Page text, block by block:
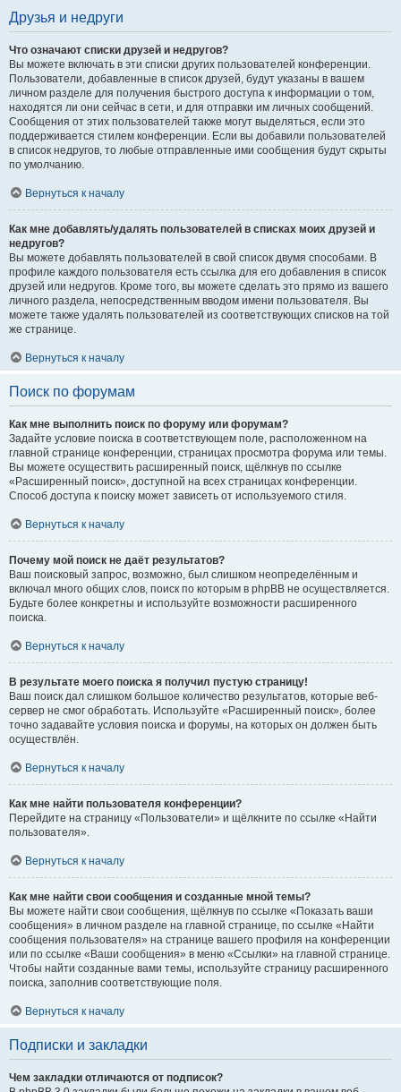
Друзья и недруги
Что означают списки друзей и недругов?
Вы можете включать в эти списки других пользователей конференции.
Пользователи, добавленные в список друзей, будут указаны в вашем
личном разделе для получения быстрого доступа к информации о том,
находятся ли они сейчас в сети, и для отправки им личных сообщений.
Сообщения от этих пользователей также могут выделяться, если это
поддерживается стилем конференции. Если вы добавили пользователей
в список недругов, то любые отправленные ими сообщения будут скрыты
по умолчанию.
Вернуться к началу
Как мне добавлять/удалять пользователей в списках моих друзей и
недругов?
Вы можете добавлять пользователей в свой список двумя способами. В
профиле каждого пользователя есть ссылка для его добавления в список
друзей или недругов. Кроме того, вы можете сделать это прямо из вашего
личного раздела, непосредственным вводом имени пользователя. Вы
можете также удалять пользователей из соответствующих списков на той
же странице.
Вернуться к началу
Поиск по форумам
Как мне выполнить поиск по форуму или форумам?
Задайте условие поиска в соответствующем поле, расположенном на
главной странице конференции, страницах просмотра форума или темы.
Вы можете осуществить расширенный поиск, щёлкнув по ссылке
«Расширенный поиск», доступной на всех страницах конференции.
Способ доступа к поиску может зависеть от используемого стиля.
Вернуться к началу
Почему мой поиск не даёт результатов?
Ваш поисковый запрос, возможно, был слишком неопределённым и
включал много общих слов, поиск по которым в phpBB не осуществляется.
Будьте более конкретны и используйте возможности расширенного
поиска.
Вернуться к началу
В результате моего поиска я получил пустую страницу!
Ваш поиск дал слишком большое количество результатов, которые веб-
сервер не смог обработать. Используйте «Расширенный поиск», более
точно задавайте условия поиска и форумы, на которых он должен быть
осуществлён.
Вернуться к началу
Как мне найти пользователя конференции?
Перейдите на страницу «Пользователи» и щёлкните по ссылке «Найти
пользователя».
Вернуться к началу
Как мне найти свои сообщения и созданные мной темы?
Вы можете найти свои сообщения, щёлкнув по ссылке «Показать ваши
сообщения» в личном разделе на главной странице, по ссылке «Найти
сообщения пользователя» на странице вашего профиля на конференции
или по ссылке «Ваши сообщения» в меню «Ссылки» на главной странице.
Чтобы найти созданные вами темы, используйте страницу расширенного
поиска, заполнив соответствующие поля.
Вернуться к началу
Подписки и закладки
Чем закладки отличаются от подписок?